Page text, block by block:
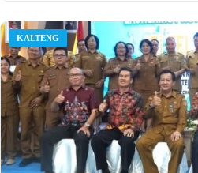
KALTENG